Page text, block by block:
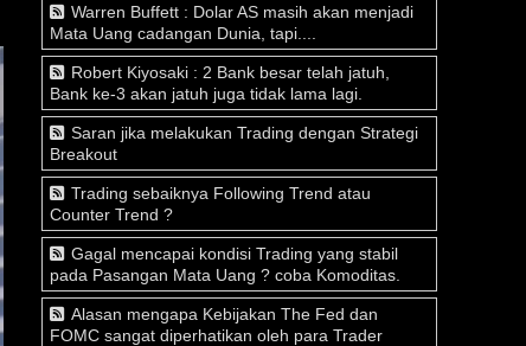
Warren Buffett : Dolar AS masih akan menjadi
Mata Uang cadangan Dunia, tapi....
Robert Kiyosaki : 2 Bank besar telah jatuh,
Bank ke-3 akan jatuh juga tidak lama lagi.
Saran jika melakukan Trading dengan Strategi
Breakout
Trading sebaiknya Following Trend atau
Counter Trend ?
Gagal mencapai kondisi Trading yang stabil
pada Pasangan Mata Uang ? coba Komoditas.
Alasan mengapa Kebijakan The Fed dan
FOMC sangat diperhatikan oleh para Trader